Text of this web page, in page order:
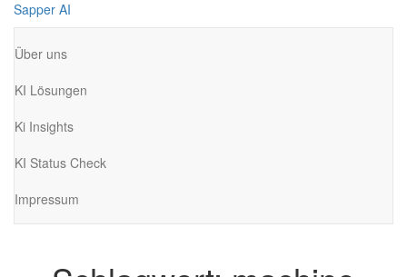
Zum
Inhalt
springen
Sapper AI
Über uns
KI Lösungen
Ki Insights
KI Status Check
Impressum